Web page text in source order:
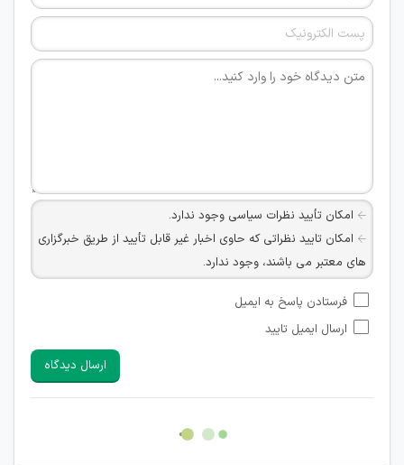
امکان تأیید نظرات سیاسی وجود ندارد.
امکان تایید نظراتی که حاوی اخبار غیر قابل تأیید از طریق خبرگزاری
های معتبر می باشند، وجود ندارد.
شبکه های مجازی ارتباطی می باشند وجود ندارد.
امکان تأیید نظرات کاربرانی که به هر طریقی قصد مأیوس کردن
هرگونه تحریک، تحقیر و کنایه به سایر افراد (مسئول و غیر مسئول)
غیر مجاز می باشد.
امکان هماهنگی برای هرگونه ملاقات حضوری چه به صورت دسته
فرستادن پاسخ به ایمیل
ارسال ایمیل تایید
ارسال دیدگاه